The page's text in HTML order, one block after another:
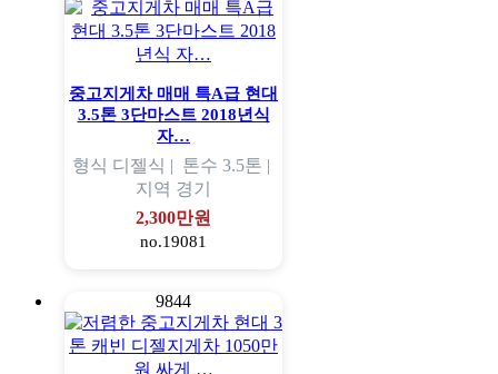
중고지게차 매매 특A급 현대
3.5톤 3단마스트 2018년식
자…
형식 디젤식 | 톤수 3.5톤 |
지역 경기
2,300만원
no.19081
9844